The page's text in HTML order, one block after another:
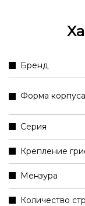
Бренд
Форма корпуса
Серия
Крепление
Мензура
Количество